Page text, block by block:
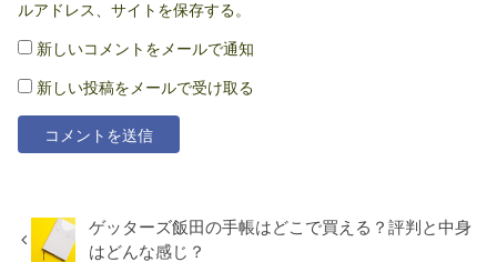
ルアドレス、サイトを保存する。
新しいコメントをメールで通知
新しい投稿をメールで受け取る
ゲッターズ飯田の手帳はどこで買える？評判と中身
はどんな感じ？